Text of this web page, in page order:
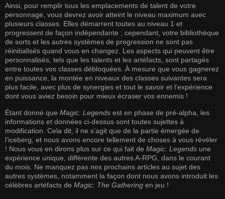
Ainsi, pour remplir tous les emplacements de talent de votre
personnage, vous devrez avoir atteint le niveau maximum avec
plusieurs classes. Elles démarrent toutes au niveau 1 et
progressent de façon indépendante ; cependant, votre bibliothèque
de sorts et les autres systèmes de progression ne sont pas
réinitialisés quand vous en changez. Les aspects qui peuvent être
personnalisés, tels que les talents et les artéfacts, sont partagés
entre toutes vos classes débloquées. À mesure que vous gagnerez
en puissance, la montée en niveaux des classes suivantes sera
plus facile, avec plus de synergies et tout le savoir et l’expérience
dont vous aviez besoin pour mieux écraser vos ennemis !
Étant donné que Magic: Legends est en phase de pré-alpha, les
informations et données ci-dessus sont toutes sujettes à
modification. Cela dit, il ne s’agit que de la partie émergée de
l’iceberg, et nous avons encore tellement de choses à vous révéler
! Nous vous en dirons plus sur ce qui fait de Magic: Legends une
expérience unique, différente des autres A-RPG, dans le courant
du mois. Ne manquez pas nos prochains articles au sujet des
autres systèmes, notamment la façon dont nous avons introduit les
célèbres artéfacts de Magic: The Gathering en jeu !